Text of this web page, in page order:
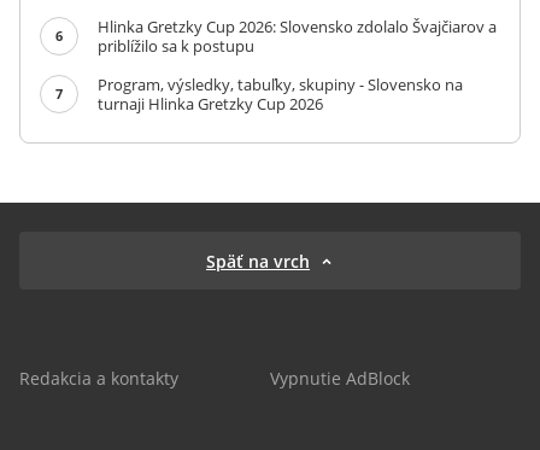
6
Hlinka Gretzky Cup 2026: Slovensko zdolalo Švajčiarov a
priblížilo sa k postupu
7
Program, výsledky, tabuľky, skupiny - Slovensko na
turnaji Hlinka Gretzky Cup 2026
Späť na vrch
Redakcia a kontakty Vypnutie AdBlock